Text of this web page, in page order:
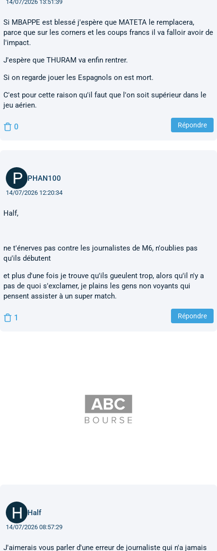
14/07/2026 13:51:39
Si MBAPPE est blessé j'espère que MATETA le remplacera,
parce que sur les corners et les coups francs il va falloir avoir de
l'impact.
J'espère que THURAM va enfin rentrer.
Si on regarde jouer les Espagnols on est mort.
C'est pour cette raison qu'il faut que l'on soit supérieur dans le
jeu aérien.
0 Répondre
PHAN100
14/07/2026 12:20:34
Half,
ne t'énerves pas contre les journalistes de M6, n'oublies pas
qu'ils débutent
et plus d'une fois je trouve qu'ils gueulent trop, alors qu'il n'y a
pas de quoi s'exclamer, je plains les gens non voyants qui
pensent assister à un super match.
1 Répondre
Half
14/07/2026 08:57:29
J'aimerais vous parler d'une erreur de journaliste qui n'a jamais